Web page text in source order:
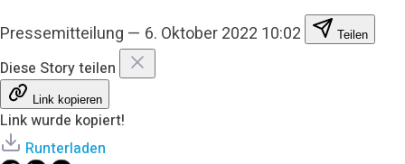
Pressemitteilung — 6. Oktober 2022 10:02 Teilen
Diese Story teilen
Link kopieren
Link wurde kopiert!
Runterladen